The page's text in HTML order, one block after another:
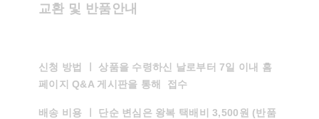
교환 및 반품안내
신청 방법 ㅣ 상품을 수령하신 날로부터 7일 이내 홈
페이지 Q&A 게시판을 통해 접수
배송 비용 ㅣ
단순 변심은 왕복 택배비 3,500원 (반품